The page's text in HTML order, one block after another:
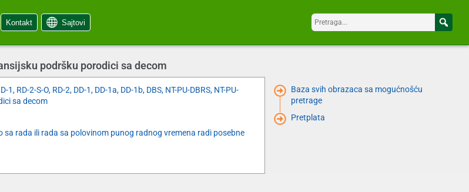
Kontakt Sajtovi
podršku porodici sa decom
RD-2-S-O, RD-2, DD-1, DD-1a, DD-1b, DBS, NT-PU-DBRS, NT-PU-
sa decom
sa rada ili rada sa polovinom punog radnog vremena radi posebne
Baza svih obrazaca sa mogućnošću
pretrage
Pretplata